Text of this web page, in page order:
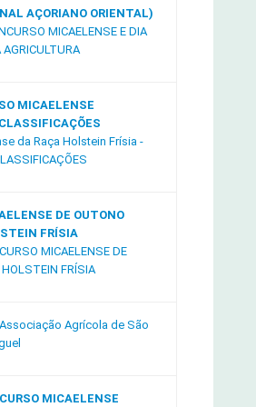
AÇORIANO ORIENTAL)
MICAELENSE
DE OUTONO
FRÍSIA
MICAELENSE